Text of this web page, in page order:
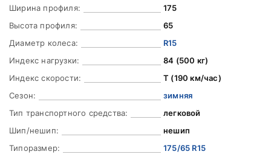
Ширина профиля:
175
Высота профиля:
65
Диаметр колеса:
R15
Индекс нагрузки:
84 (500 кг)
Индекс скорости:
T (190 км/час)
Сезон:
зимняя
Тип транспортного средства:
легковой
Шип/нешип:
нешип
Типоразмер:
175/65 R15